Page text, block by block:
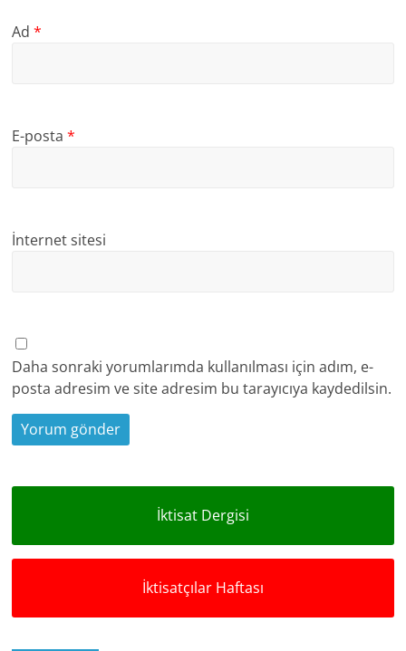
Ad*
E-posta*
İnternet sitesi
Daha sonraki yorumlarımda kullanılması için adım, e-
posta adresim ve site adresim bu tarayıcıya kaydedilsin.
İktisat Dergisi
İktisatçılar Haftası